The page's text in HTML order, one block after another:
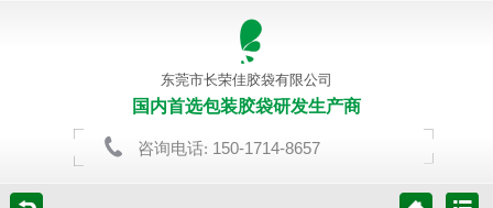
东莞市长荣佳胶袋有限公司
国内首选包装胶袋研发生产商
咨询电话: 150-1714-8657